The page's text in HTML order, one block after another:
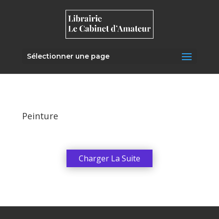
Sélectionner une page
Peinture
Charger La Suite